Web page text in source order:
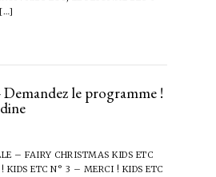
le programme !
– FAIRY CHRISTMAS KIDS ETC
KIDS ETC N° 3 – MERCI ! KIDS ETC